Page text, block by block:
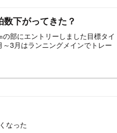
下がってきた？
にエントリーしました目標タイ
3月はランニングメインでトレー
なった